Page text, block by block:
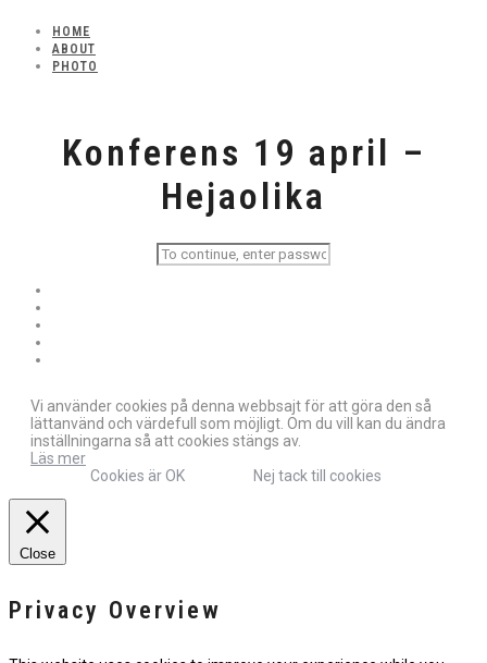
HOME
ABOUT
PHOTO
Konferens 19 april –
Hejaolika
Vi använder cookies på denna webbsajt för att göra den så
lättanvänd och värdefull som möjligt. Om du vill kan du ändra
inställningarna så att cookies stängs av.
Läs mer
Cookies är OK
Nej tack till cookies
Close
Privacy Overview